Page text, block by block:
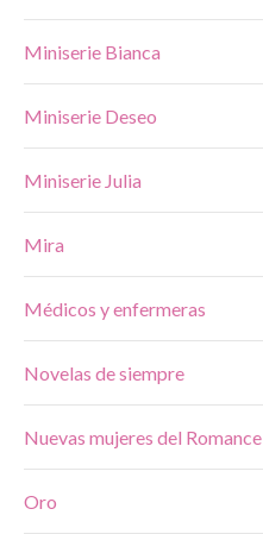
Miniserie Bianca
Miniserie Deseo
Miniserie Julia
Mira
Médicos y enfermeras
Novelas de siempre
Nuevas mujeres del Romance
Oro